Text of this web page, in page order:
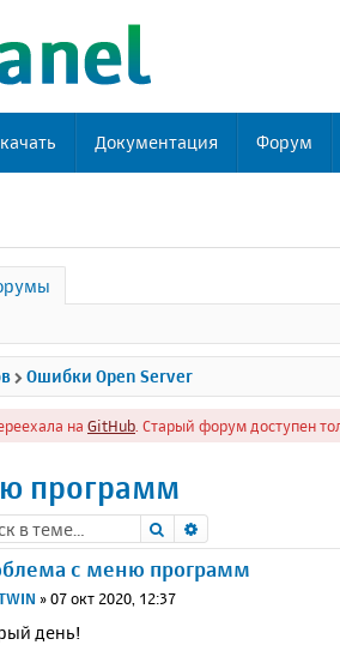
Документация Форум
Ошибки Open Server
на GitHub . Старый форум доступен
программ
Поиск
с меню программ
»07 окт 2020, 12:37
день!